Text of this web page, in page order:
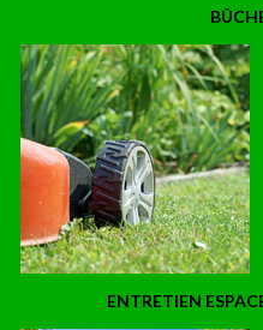
ENTRETIEN